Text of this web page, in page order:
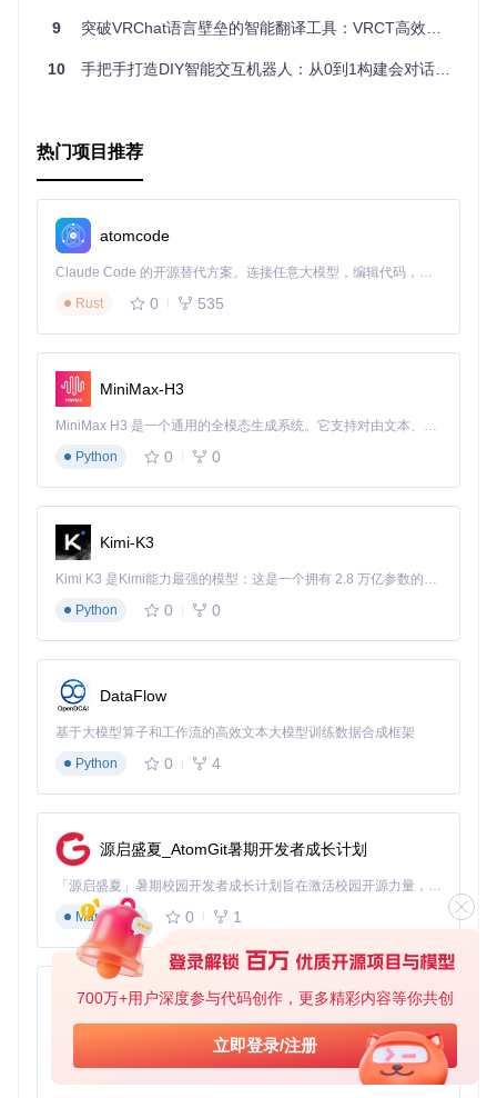
700万+用户深度参与代码创作，更多精彩内容等你共创
立即登录/注册
9 突破VRChat语言壁垒的智能翻译工具：VRCT高效跨语言交流解决方案
10 手把手打造DIY智能交互机器人：从0到1构建会对话的AI伙伴🤖
热门项目推荐
atomcode
Claude Code 的开源替代方案。连接任意大模型，编辑代码，运行命令，自动验证 — 全自动执行。用 Rust 构建，极致性能。 ｜ An open-source alternative to Claude Code. Connect any LLM, edit code, run commands, and verify changes — autonomously. Built in Rust for speed. Get Started
Rust
0 535
MiniMax-H3
MiniMax H3 是一个通用的全模态生成系统。它支持对由文本、图像、视频和音频组成的多模态上下文进行统一理解，并能生成分辨率高达 2K、时长可达 15 秒的带原生立体声音频的视频。得益于面向任务泛化的系统设计，H3 在预训练阶段就已具备广泛的多模态上下文理解与生成能力，能够出色地执行复杂的多模态指令。
Python
0 0
Kimi-K3
Kimi K3 是Kimi能力最强的模型：这是一个拥有 2.8 万亿参数的混合专家（MoE）模型，具备原生视觉理解能力，并支持 100 万 token 的上下文窗口。
Python
0 0
DataFlow
基于大模型算子和工作流的高效文本大模型训练数据合成框架
Python
0 4
源启盛夏_AtomGit暑期开发者成长计划
「源启盛夏」暑期校园开发者成长计划旨在激活校园开源力量，通过积分激励、认证扶持、资源倾斜等形式，引导高校组织和开发者完成「入驻 — 建项目 — 做贡献 — 获认证 — 得资源」的完整闭环。无论你是想带领社团入驻平台的组织者，还是希望用代码贡献证明自己的开发者，都能在这里找到属于你的成长路径。
Markdown
0 1
py-xiaozhi
基于Python的Xiaozhi AI，适用于想要完整Xiaozhi体验而无需拥有专用硬件的用户。
Python
0 1